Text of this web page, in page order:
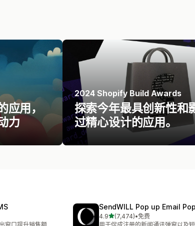
用，
力
2024 Shopify Build Awards
探索今年最具创新性和
过精心设计的应用。
SendWILL Pop up Email
4.9星（满分 5 星）
(7,474)
总共 7474 条评论
•免费